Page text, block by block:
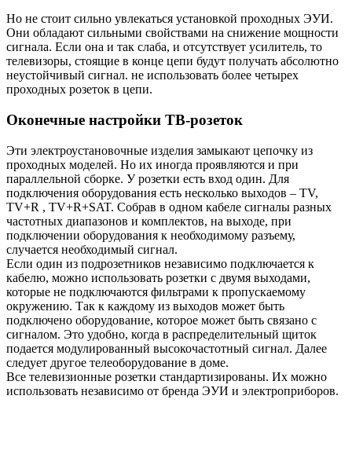
Но не стоит сильно увлекаться установкой проходных ЭУИ.
Они обладают сильными свойствами на снижение мощности
сигнала. Если она и так слаба, и отсутствует усилитель, то
телевизоры, стоящие в конце цепи будут получать абсолютно
неустойчивый сигнал. не использовать более четырех
проходных розеток в цепи.
Оконечные настройки ТВ-розеток
Эти электроустановочные изделия замыкают цепочку из
проходных моделей. Но их иногда проявляются и при
параллельной сборке. У розетки есть вход один. Для
подключения оборудования есть несколько выходов – TV,
TV+R , TV+R+SAT. Собрав в одном кабеле сигналы разных
частотных диапазонов и комплектов, на выходе, при
подключении оборудования к необходимому разъему,
случается необходимый сигнал.
Если один из подрозетников независимо подключается к
кабелю, можно использовать розетки с двумя выходами,
которые не подключаются фильтрами к пропускаемому
окружению. Так к каждому из выходов может быть
подключено оборудование, которое может быть связано с
сигналом. Это удобно, когда в распределительный щиток
подается модулированный высокочастотный сигнал. Далее
следует другое телеоборудование в доме.
Все телевизионные розетки стандартизированы. Их можно
использовать независимо от бренда ЭУИ и электроприборов.